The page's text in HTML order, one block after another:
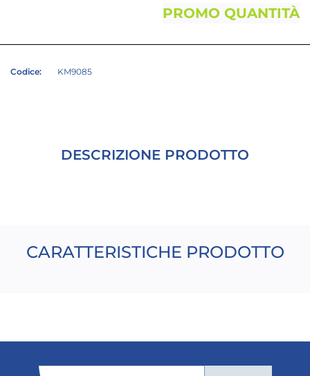
PROMO QUANTITÀ
Codice: KM9085
DESCRIZIONE PRODOTTO
CARATTERISTICHE PRODOTTO